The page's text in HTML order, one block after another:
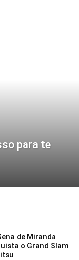
para te
de Miranda
o Grand Slam